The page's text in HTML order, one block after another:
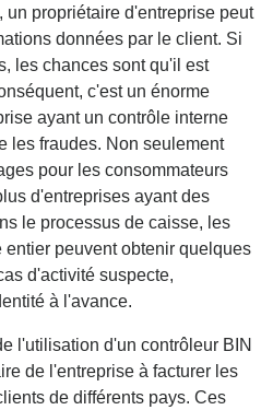
un propriétaire d'entreprise peut
données par le client. Si
les chances sont qu'il est
c'est un énorme
ayant un contrôle interne
les fraudes. Non seulement
pour les consommateurs
d'entreprises ayant des
le processus de caisse, les
peuvent obtenir quelques
d'activité suspecte,
à l'avance.
l'utilisation d'un contrôleur BIN
de l'entreprise à facturer les
de différents pays. Ces